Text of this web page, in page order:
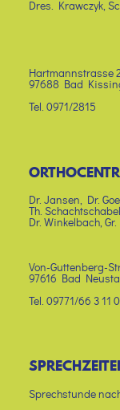
Dres. Krawczyk,
Hartmannstrasse
97688 Bad
Tel. 0971/2815
Dr. Jansen, Dr.
Th.
Dr. Winkelbach,
Von-Guttenberg-
97616 Bad
Tel. 09771/66 3 11
Sprechstunde